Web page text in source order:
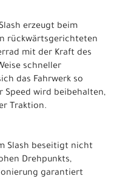
erzeugt beim
rückwärtsgerichteten
mit der Kraft des
schneller
das Fahrwerk so
Speed wird beibehalten,
Traktion.
Slash beseitigt nicht
Drehpunkts,
garantiert